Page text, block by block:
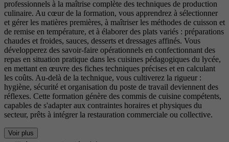
professionnels à la maîtrise complète des techniques de production
culinaire. Au cœur de la formation, vous apprendrez à sélectionner
et gérer les matières premières, à maîtriser les méthodes de cuisson et
de remise en température, et à élaborer des plats variés : préparations
chaudes et froides, sauces, desserts et dressages affinés. Vous
développerez des savoir-faire opérationnels en confectionnant des
repas en situation pratique dans les cuisines pédagogiques du lycée,
en mettant en œuvre des fiches techniques précises et en calculant
les coûts. Au-delà de la technique, vous cultiverez la rigueur :
hygiène, sécurité et organisation du poste de travail deviennent des
réflexes. Cette formation génère des commis de cuisine compétents,
capables de s'adapter aux contraintes horaires et physiques du
secteur, prêts à intégrer la restauration commerciale ou collective.
Voir plus